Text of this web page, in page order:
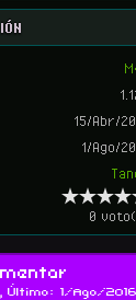
15/Abr/
1/Ago/
0
Último: 1/Ago/2016